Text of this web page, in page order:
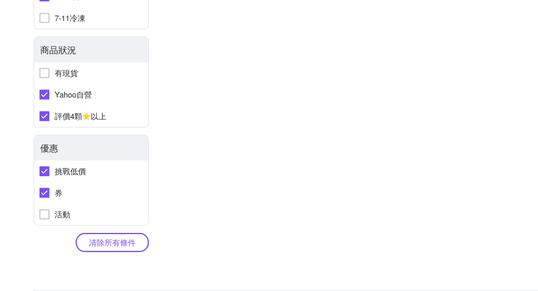
7-11冷凍
商品狀況
有現貨
Yahoo自營
評價4顆
以上
優惠
挑戰低價
券
活動
清除所有條件